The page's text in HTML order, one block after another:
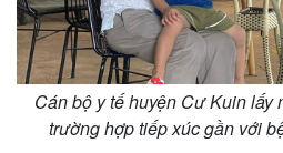
Thế giới
Quan sát
Cán bộ y tế huyện Cư Kuin lấy
trường hợp tiếp xúc gần với